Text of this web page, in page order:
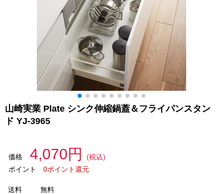
山崎実業 Plate シンク伸縮鍋蓋＆フライパンスタン
ド YJ-3965
価格 4,070円
(税込)
ポイント
0ポイント還元
送料
無料